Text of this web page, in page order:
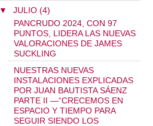
SMULDERS
▼ JULIO (4)
PANCRUDO 2024, CON 97
PUNTOS, LIDERA LAS NUEVAS
VALORACIONES DE JAMES
SUCKLING
NUESTRAS NUEVAS
INSTALACIONES EXPLICADAS
POR JUAN BAUTISTA SÁENZ
PARTE II —“CRECEMOS EN
ESPACIO Y TIEMPO PARA
SEGUIR SIENDO LOS